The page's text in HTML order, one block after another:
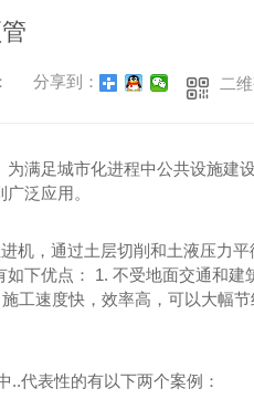
程
程项目
工程
分享到： 二
满足城市化进程中公共设施建
泛应用。
机，通过土层切削和土液压力
下优点： 1. 不受地面交通和建
工速度快，效率高，可以大幅
..代表性的有以下两个案例：